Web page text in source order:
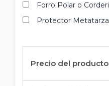
Forro Polar o
Protector Metatarzal
Precio del